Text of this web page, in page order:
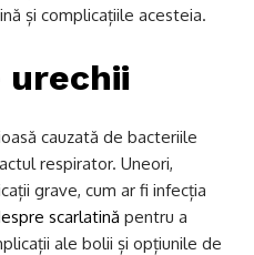
și complicațiile acesteia.
urechii
cauzată de bacteriile
respirator. Uneori,
grave, cum ar fi infecția
scarlatină pentru a
ale bolii și opțiunile de